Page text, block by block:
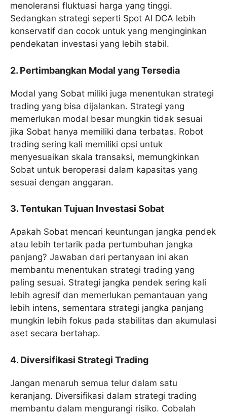
menoleransi fluktuasi harga yang tinggi.
Sedangkan strategi seperti Spot AI DCA lebih
konservatif dan cocok untuk yang menginginkan
pendekatan investasi yang lebih stabil.
2. Pertimbangkan Modal yang Tersedia
Modal yang Sobat miliki juga menentukan strategi
trading yang bisa dijalankan. Strategi yang
memerlukan modal besar mungkin tidak sesuai
jika Sobat hanya memiliki dana terbatas. Robot
trading sering kali memiliki opsi untuk
menyesuaikan skala transaksi, memungkinkan
Sobat untuk beroperasi dalam kapasitas yang
sesuai dengan anggaran.
3. Tentukan Tujuan Investasi Sobat
Apakah Sobat mencari keuntungan jangka pendek
atau lebih tertarik pada pertumbuhan jangka
panjang? Jawaban dari pertanyaan ini akan
membantu menentukan strategi trading yang
paling sesuai. Strategi jangka pendek sering kali
lebih agresif dan memerlukan pemantauan yang
lebih intens, sementara strategi jangka panjang
mungkin lebih fokus pada stabilitas dan akumulasi
aset secara bertahap.
4. Diversifikasi Strategi Trading
Jangan menaruh semua telur dalam satu
keranjang. Diversifikasi dalam strategi trading
membantu dalam mengurangi risiko. Cobalah